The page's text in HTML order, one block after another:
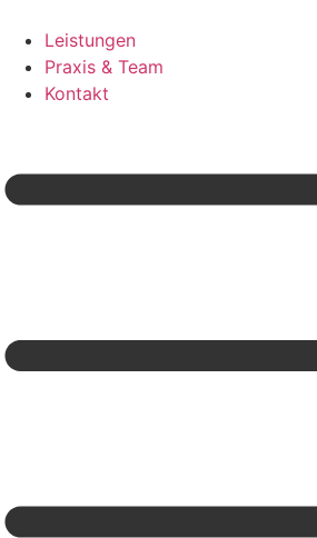
Leistungen
Praxis & Team
Kontakt